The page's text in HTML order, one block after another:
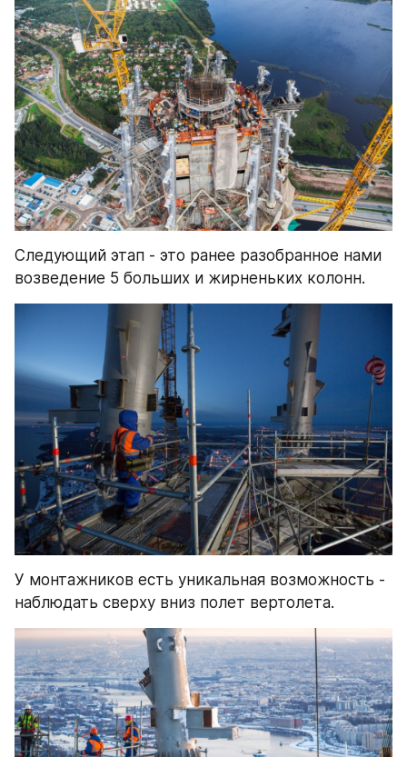
Следующий этап - это ранее разобранное нами
возведение 5 больших и жирненьких колонн.
У монтажников есть уникальная возможность -
наблюдать сверху вниз полет вертолета.